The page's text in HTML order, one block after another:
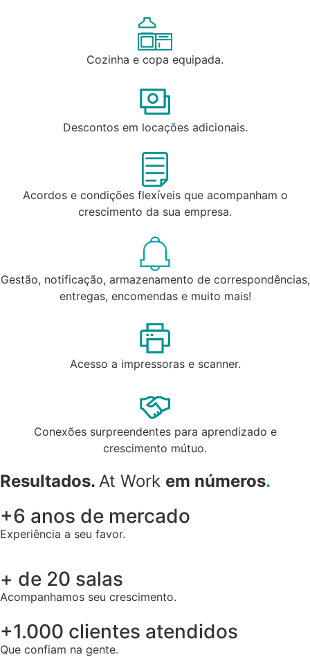
Cozinha e copa equipada.
Descontos em locações adicionais.
Acordos e condições flexíveis que acompanham o
crescimento da sua empresa.
Gestão, notificação, armazenamento de correspondências,
entregas, encomendas e muito mais!
Acesso a impressoras e scanner.
Conexões surpreendentes para aprendizado e
crescimento mútuo.
Resultados. At Work em números.
+6 anos de mercado
Experiência a seu favor.
+ de 20 salas
Acompanhamos seu crescimento.
+1.000 clientes atendidos
Que confiam na gente.